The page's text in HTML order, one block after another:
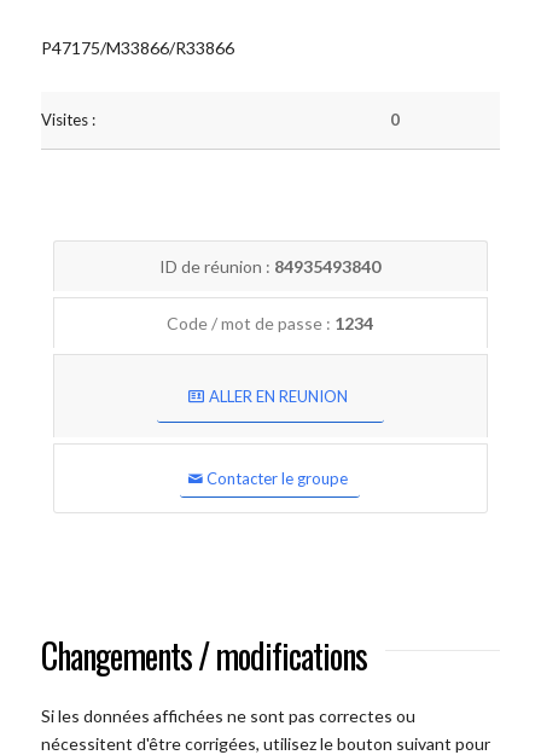
P47175/M33866/R33866
Visites : 0
ID de réunion : 84935493840
Code / mot de passe : 1234
ALLER EN REUNION
Contacter le groupe
Changements / modifications
Si les données affichées ne sont pas correctes ou
nécessitent d'être corrigées, utilisez le bouton suivant pour